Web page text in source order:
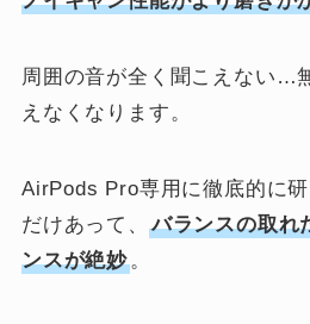
周囲の音が全く聞こえない…
えなくなります。
AirPods Pro専用に徹底的に
だけあって、
バランスの取れ
ンスが絶妙。